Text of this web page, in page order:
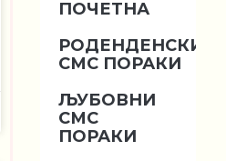
ПОЧЕТНА
РОДЕНДЕНСКИ
СМС ПОРАКИ
ЉУБОВНИ
СМС
ПОРАКИ